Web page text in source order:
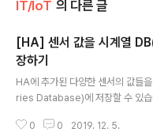
IT/IoT 의 다른 글
[HA] 센서 값을 시계열
장하기
HA에 추가된 다양한 센서의 값들
ries Database)에 저장할 수 있습
DB나 Prometheus 등이 시계열
0 0 2019. 12. 5.